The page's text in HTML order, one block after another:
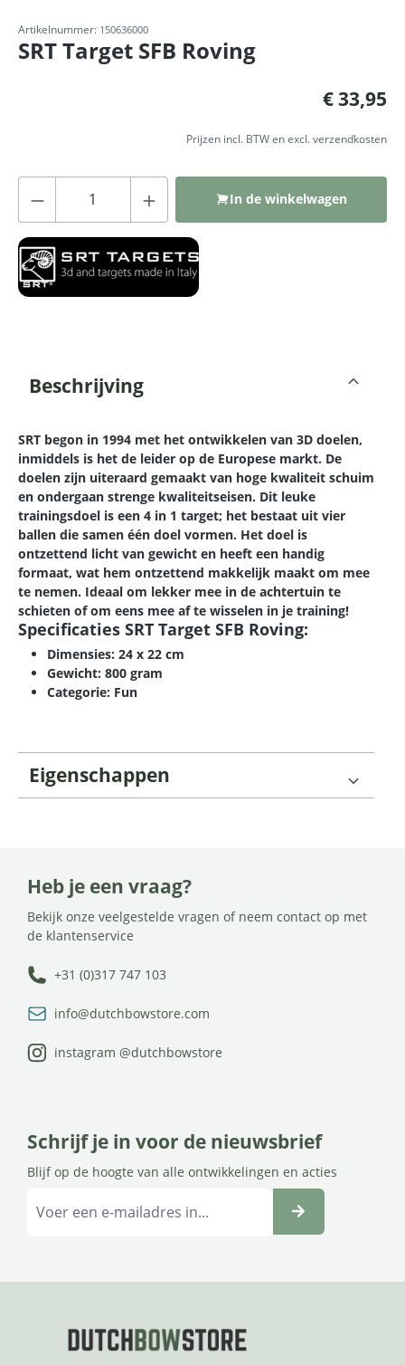
Artikelnummer: 150636000
SRT Target SFB Roving
€ 33,95
Prijzen incl. BTW en excl. verzendkosten
Producthoeveelheid: Voer de
In de winkelwagen
Beschrijving
SRT begon in 1994 met het ontwikkelen van 3D doelen,
inmiddels is het de leider op de Europese markt. De
doelen zijn uiteraard gemaakt van hoge kwaliteit schuim
en ondergaan strenge kwaliteitseisen. Dit leuke
trainingsdoel is een 4 in 1 target; het bestaat uit vier
ballen die samen één doel vormen. Het doel is
ontzettend licht van gewicht en heeft een handig
formaat, wat hem ontzettend makkelijk maakt om mee
te nemen. Ideaal om lekker mee in de achtertuin te
schieten of om eens mee af te wisselen in je training!
Specificaties SRT Target SFB Roving:
Dimensies: 24 x 22 cm
Gewicht: 800 gram
Categorie: Fun
Eigenschappen
Heb je een vraag?
Bekijk onze veelgestelde vragen of neem contact op met
de klantenservice
+31 (0)317 747 103
info@dutchbowstore.com
instagram @dutchbowstore
Schrijf je in voor de nieuwsbrief
Blijf op de hoogte van alle ontwikkelingen en acties